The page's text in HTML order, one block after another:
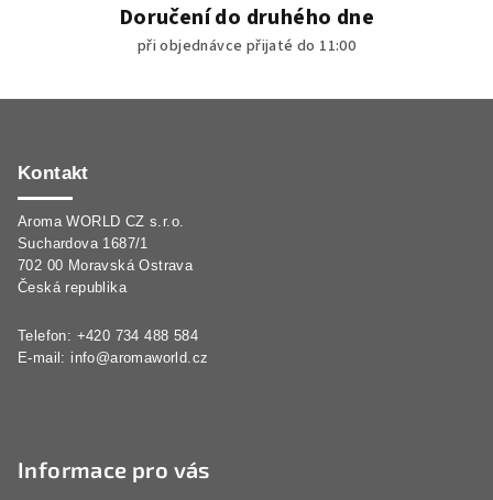
Doručení do druhého dne
při objednávce přijaté do 11:00
Kontakt
Aroma WORLD CZ s.r.o.
Suchardova 1687/1
702 00 Moravská Ostrava
Česká republika
Telefon: +420 734 488 584
E-mail: info@aromaworld.cz
Informace pro vás